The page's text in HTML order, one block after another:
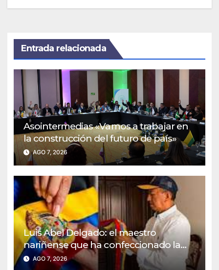
Entrada relacionada
Asointermedias «Vamos a trabajar en
la construcción del futuro de país»
AGO 7, 2026
Luis Abel Delgado: el maestro
nariñense que ha confeccionado la
banda presidencial desde Pastrana
AGO 7, 2026